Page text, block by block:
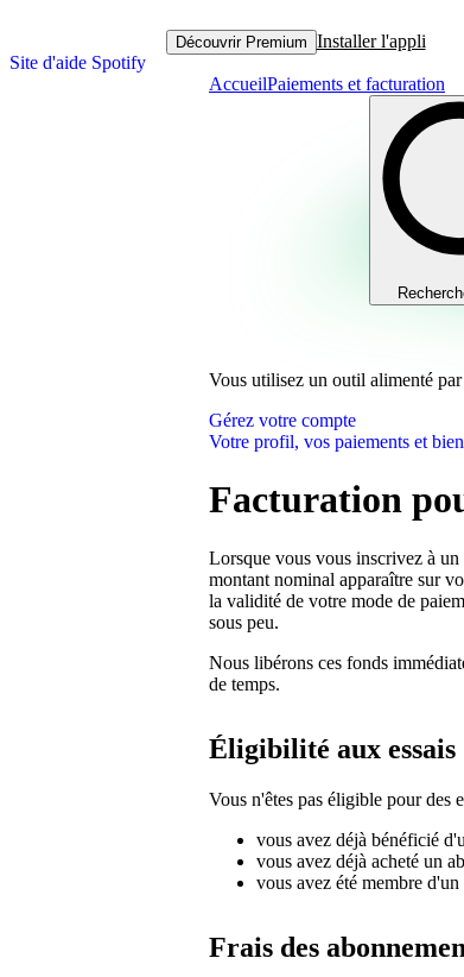
Site d'aide Spotify
Découvrir Premium Installer l'appli
AccueilPaiements et facturation
Vous utilisez un outil alimenté
Gérez votre compte
Votre profil, vos paiements et
Facturation
Lorsque vous vous inscrivez à
montant nominal apparaître sur
la validité de votre mode de
sous peu.
Nous libérons ces fonds
de temps.
Éligibilité aux essais
Vous n'êtes pas éligible pour des
vous avez déjà bénéficié
vous avez déjà acheté un
vous avez été membre
Frais des